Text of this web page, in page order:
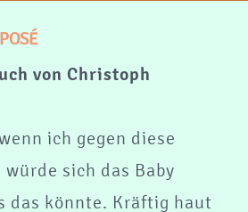
von Christoph
ich gegen diese
würde sich das Baby
das könnte. Kräftig haut